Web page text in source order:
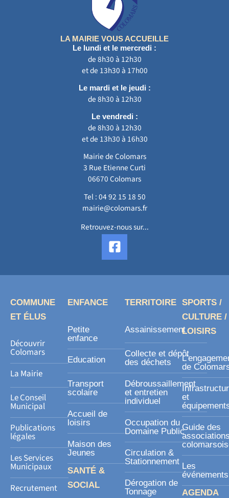
LA MAIRIE VOUS ACCUEILLE
Le lundi et le mercredi :
de 8h30 à 12h30
et de 13h30 à 17h00
Le mardi et le jeudi :
de 8h30 à 12h30
Le vendredi :
de 8h30 à 12h30
et de 13h30 à 16h30
Mairie de Colomars
3 Rue Etienne Curti
06670 Colomars
Tel :04 92 15 18 50
mairie@colomars.fr
Retrouvez-nous sur...
F
a
c
e
s
r
COMMUNE
ET ÉLUS
Découvrir
Colomars
La Mairie
Le Conseil
Municipal
Publications
légales
Les Services
Municipaux
Recrutement
ENFANCE
Petite
enfance
Education
Transport
scolaire
Accueil de
loisirs
Maison des
Jeunes
SANTÉ &
SOCIAL
TERRITOIRE
Assainissement
Collecte et dépôt
des déchets
Débroussaillement
et entretien
individuel
Occupation du
Domaine Public
Circulation &
Stationnement
Dérogation de
Tonnage
SPORTS /
CULTURE /
LOISIRS
de
et
Guide des
Les
événements
AGENDA